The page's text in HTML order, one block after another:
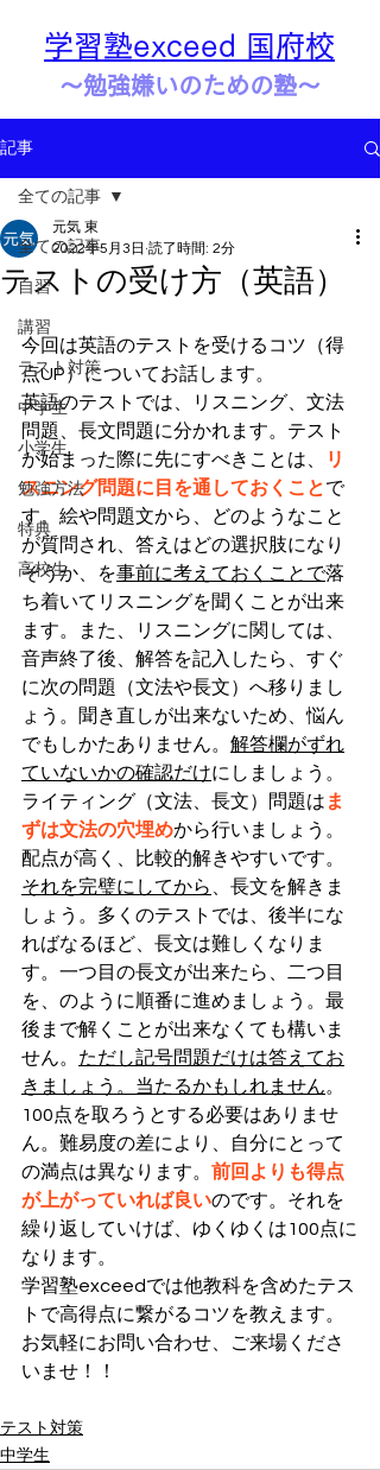
学習塾exceed 国府校
​​～勉強嫌いのための塾～
記事
全ての記事
自習
講習
テスト対策
中学生
小学生
勉強方法
特典
高校生
全ての記事
テストの受け方（英語）
元気 東
2022年5月3日 読了時間: 2分
今回は英語のテストを受けるコツ（得
点UP）についてお話します。
英語のテストでは、リスニング、文法
問題、長文問題に分かれます。テスト
が始まった際に先にすべきことは、
リ
スニング問題に目を通しておくことで
す。絵や問題文から、どのようなこと
が質問され、答えはどの選択肢になり
そうか、を事前に考えておくことで落
ち着いてリスニングを聞くことが出来
ます。また、リスニングに関しては、
音声終了後、解答を記入したら、すぐ
に次の問題（文法や長文）へ移りまし
ょう。聞き直しが出来ないため、悩ん
でもしかたありません。 解答欄がずれ
ていないかの確認だけにしましょう。
ライティング（文法、長文）問題は ま
ずは文法の穴埋めから行いましょう。
配点が高く、比較的解きやすいです。
それを完璧にしてから
、長文を解きま
しょう。多くのテストでは、後半にな
ればなるほど、長文は難しくなりま
す。一つ目の長文が出来たら、二つ目
を、のように順番に進めましょう。最
後まで解くことが出来なくても構いま
せん。 ただし記号問題だけは答えてお
きましょう。当たるかもしれません。
100点を取ろうとする必要はありませ
ん。難易度の差により、自分にとって
の満点は異なります。 前回よりも得点
が上がっていれば良いのです。それを
繰り返していけば、ゆくゆくは100点に
なります。
学習塾exceedでは他教科を含めたテス
トで高得点に繋がるコツを教えます。
お気軽にお問い合わせ、ご来場くださ
いませ！！
テスト対策
中学生